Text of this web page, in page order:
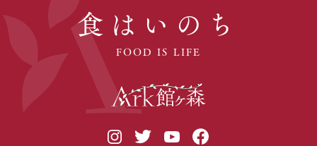
食はいのち
FOOD IS LIFE